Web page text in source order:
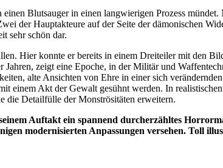
Blutsauger in einen langwierigen Prozess
der Hauptakteure auf der Seite der dämonischen
sehr schön dar.
Hier konnte er bereits in einem Dreiteiler mit den
Jahren, zeigt eine Epoche, in der Militär und
alte Ansichten von Ehre in einer sich
einem Akt der Gewalt gesühnt werden. In
die Detailfülle der Monströsitäten erweitern.
Auftakt ein spannend durcherzähltes
modernisierten Anpassungen versehen. Toll